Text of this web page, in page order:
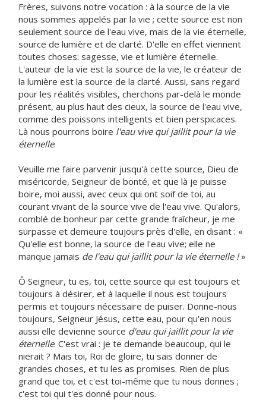
Frères, suivons notre vocation : à la source de la vie
nous sommes appelés par la vie ; cette source est non
seulement source de l'eau vive, mais de la vie éternelle,
source de lumière et de clarté. D'elle en effet viennent
toutes choses: sagesse, vie et lumière éternelle.
L'auteur de la vie est la source de la vie, le créateur de
la lumière est la source de la clarté. Aussi, sans regard
pour les réalités visibles, cherchons par-delà le monde
présent, au plus haut des cieux, la source de l'eau vive,
comme des poissons intelligents et bien perspicaces.
Là nous pourrons boire l'eau vive qui jaillit pour la vie
éternelle.
Veuille me faire parvenir jusqu'à cette source, Dieu de
miséricorde, Seigneur de bonté, et que là je puisse
boire, moi aussi, avec ceux qui ont soif de toi, au
courant vivant de la source vive de l'eau vive. Qu'alors,
comblé de bonheur par cette grande fraîcheur, je me
surpasse et demeure toujours près d'elle, en disant : «
Qu'elle est bonne, la source de l'eau vive; elle ne
manque jamais de l'eau qui jaillit pour la vie éternelle !»
Ô Seigneur, tu es, toi, cette source qui est toujours et
toujours à désirer, et à laquelle il nous est toujours
permis et toujours nécessaire de puiser. Donne-nous
toujours, Seigneur Jésus, cette eau, pour qu'en nous
aussi elle devienne source d'eau qui jaillit pour la vie
éternelle. C'est vrai : je te demande beaucoup, qui le
nierait ? Mais toi, Roi de gloire, tu sais donner de
grandes choses, et tu les as promises. Rien de plus
grand que toi, et c'est toi-même que tu nous donnes ;
c'est toi qui t'es donné pour nous.